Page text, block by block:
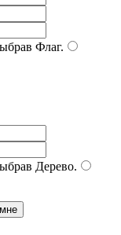
Флаг.
Дерево.